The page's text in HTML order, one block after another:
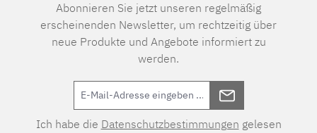
Abonnieren Sie jetzt unseren regelmäßig
erscheinenden Newsletter, um rechtzeitig über
neue Produkte und Angebote informiert zu
werden.
Ich habe die Datenschutzbestimmungen gelesen